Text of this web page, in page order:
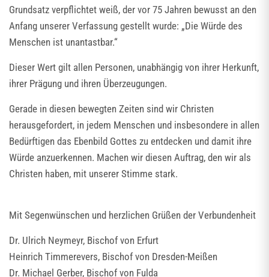
Grundsatz verpflichtet weiß, der vor 75 Jahren bewusst an den
Anfang unserer Verfassung gestellt wurde: „Die Würde des
Menschen ist unantastbar.“
Dieser Wert gilt allen Personen, unabhängig von ihrer Herkunft,
ihrer Prägung und ihren Überzeugungen.
Gerade in diesen bewegten Zeiten sind wir Christen
herausgefordert, in jedem Menschen und insbesondere in allen
Bedürftigen das Ebenbild Gottes zu entdecken und damit ihre
Würde anzuerkennen. Machen wir diesen Auftrag, den wir als
Christen haben, mit unserer Stimme stark.
Mit Segenwünschen und herzlichen Grüßen der Verbundenheit
Dr. Ulrich Neymeyr, Bischof von Erfurt
Heinrich Timmerevers, Bischof von Dresden-Meißen
Dr. Michael Gerber, Bischof von Fulda